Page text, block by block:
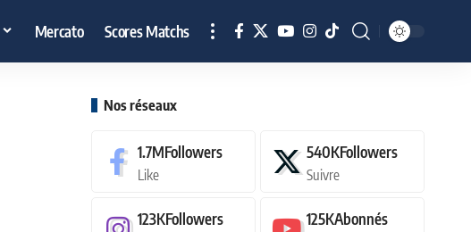
Mercato Scores Matchs
Nos réseaux
1.7MFollowers
Like
540KFollowers
Suivre
123KFollowers 125KAbonnés